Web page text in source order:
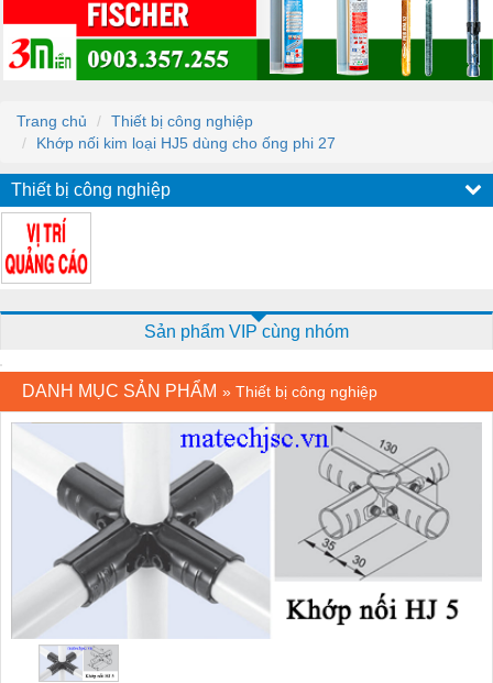
Trang chủ
Thiết bị công nghiệp
Khớp nối kim loại HJ5 dùng cho ống phi 27
Thiết bị công nghiệp
Sản phẩm VIP cùng nhóm
DANH MỤC SẢN PHẨM » Thiết bị công nghiệp